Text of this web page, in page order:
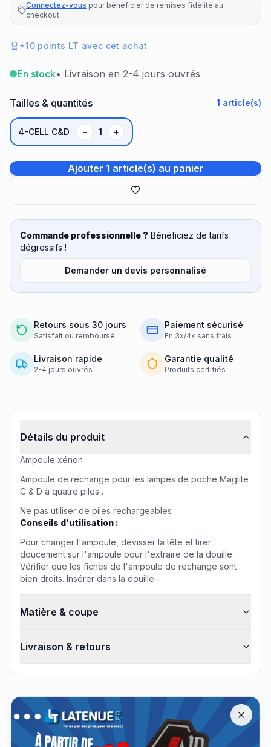
Connectez-vous pour bénéficier de remises fidélité au
checkout
+10 points LT avec cet achat
En stock• Livraison en 2-4 jours ouvrés
Tailles & quantités 1 article(s)
4-CELL C&D − 1 +
Ajouter 1 article(s) au panier
Commande professionnelle ? Bénéficiez de tarifs
dégressifs !
Demander un devis personnalisé
Retours sous 30 jours
Satisfait ou remboursé
Paiement sécurisé
En 3x/4x sans frais
Livraison rapide
2-4 jours ouvrés
Garantie qualité
Produits certifiés
Détails du produit
Ampoule xénon
Ampoule de rechange pour les lampes de poche Maglite
C & D à quatre piles .
Ne pas utiliser de piles rechargeables
Conseils d'utilisation :
Pour changer l'ampoule, dévisser la tête et tirer
doucement sur l'ampoule pour l'extraire de la douille.
Vérifier que les fiches de l'ampoule de rechange sont
bien droits. Insérer dans la douille.
Matière & coupe
Livraison & retours
Avis clients
Offre spéciale A10 Équipement jusqu'à −30 %
Remise jusqu'à 30 % sur les tenues A10 Équipement jusqu'au 13
Close